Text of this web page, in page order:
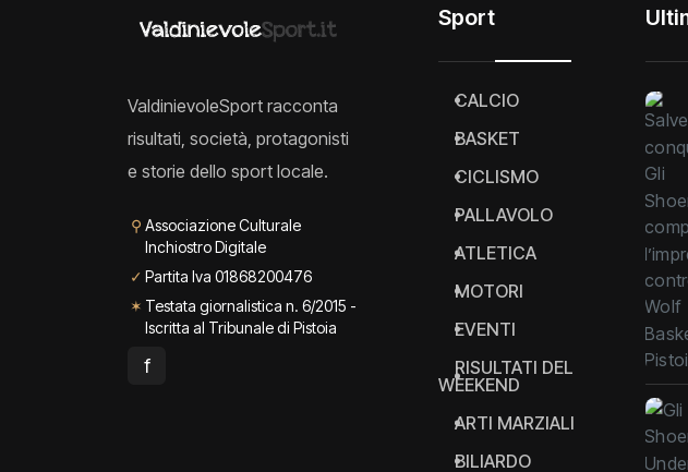
ValdinievoleSport racconta
risultati, società, protagonisti
e storie dello sport locale.
⚲ Associazione Culturale
Inchiostro Digitale
✓ Partita Iva 01868200476
✶ Testata giornalistica n. 6/2015 -
Iscritta al Tribunale di Pistoia
f
Sport
CALCIO
BASKET
CICLISMO
PALLAVOLO
ATLETICA
MOTORI
EVENTI
RISULTATI DEL
WEEKEND
ARTI MARZIALI
BILIARDO